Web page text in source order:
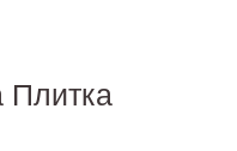
Плитка